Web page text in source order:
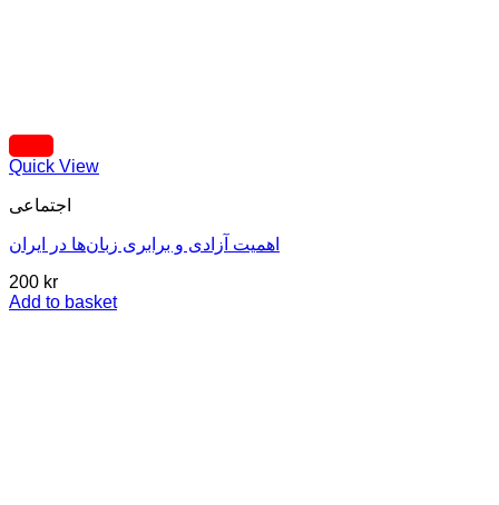
Quick View
اجتماعی
اهمیت آزادی و برابری زبان‌ها در ایران
200 kr
Add to basket